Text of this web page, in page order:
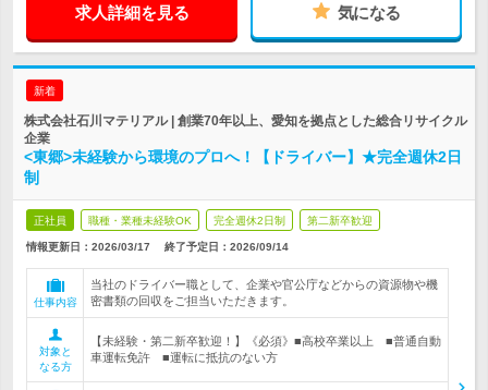
求人詳細を見る 気になる
新着
株式会社石川マテリアル | 創業70年以上、愛知を拠点とした総合リサイクル
企業
<東郷>未経験から環境のプロへ！【ドライバー】★完全週休2日
制
正社員 職種・業種未経験OK 完全週休2日制 第二新卒歓迎
情報更新日：2026/03/17 終了予定日： 2026/09/14
仕事内容
当社のドライバー職として、企業や官公庁などからの資源物や機
密書類の回収をご担当いただきます。
対象と
なる方
【未経験・第二新卒歓迎！】《必須》■高校卒業以上 ■普通自動
車運転免許 ■運転に抵抗のない方